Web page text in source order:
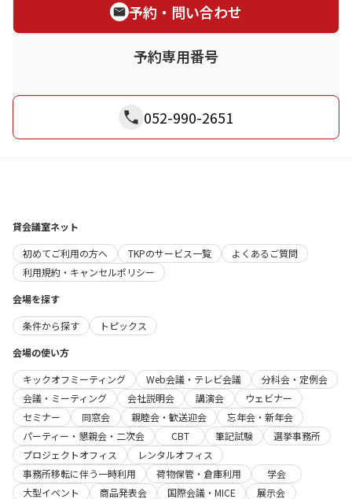
予約・問い合わせ
予約専用番号
052-990-2651
貸会議室ネット
初めてご利用の方へ
TKPのサービス一覧
よくあるご質問
利用規約・キャンセルポリシー
会場を探す
条件から探す
トピックス
会場の使い方
キックオフミーティング
Web会議・テレビ会議
分科会・定例会
会議・ミーティング
会社説明会 講演会
ウェビナー
セミナー
同窓会 親睦会・歓送迎会
忘年会・新年会
パーティー・懇親会・二次会
CBT 筆記試験
選挙事務所
プロジェクトオフィス
レンタルオフィス
事務所移転に伴う一時利用
荷物保管・倉庫利用
学会
大型イベント
商品発表会 国際会議・MICE
展示会